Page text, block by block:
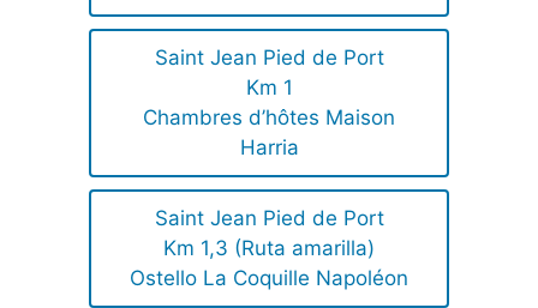
Saint Jean Pied de Port
Km 1
Chambres d’hôtes Maison
Harria
Saint Jean Pied de Port
Km 1,3 (Ruta amarilla)
Ostello La Coquille Napoléon